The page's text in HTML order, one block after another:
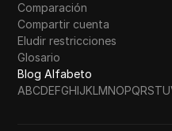
Comparación
Compartir cuenta
Eludir restricciones
Glosario
Blog Alfabeto
ABCDEFGHIJKLMNOPQRSTU